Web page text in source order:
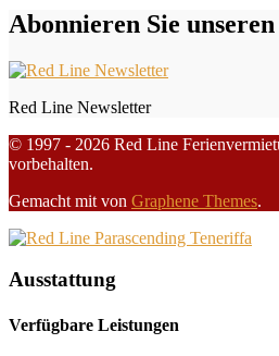
Abonnieren Sie
Red Line Newsletter
© 1997 - 2026 Red Line
vorbehalten.
Gemacht mit von Graphene Themes.
Ausstattung
Verfügbare Leistungen